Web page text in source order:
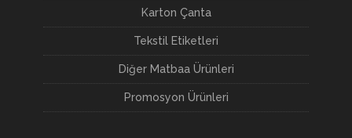
Karton Çanta
Tekstil Etiketleri
Diğer Matbaa Ürünleri
Promosyon Ürünleri